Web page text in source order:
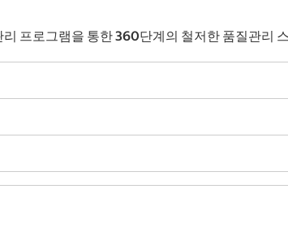
프로그램을 통한 360단계의 철저한 품질관리